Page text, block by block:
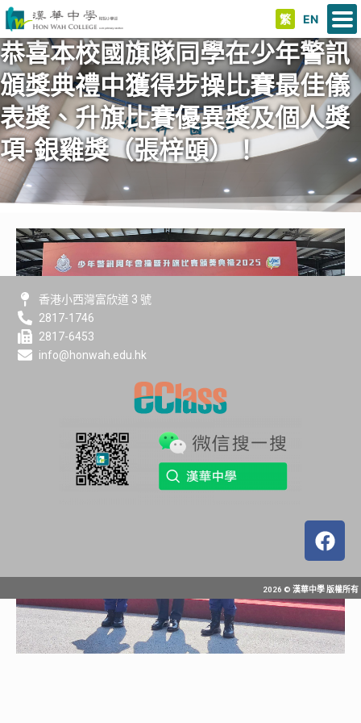
繁 EN
恭喜本校國旗隊同學在少年警訊
頒獎典禮中獲得步操比賽最佳儀
表獎、升旗比賽優異獎及個人獎
項-銀雞獎（張梓頤）！
香港小西灣富欣道 3 號
2817-1746
2817-6453
info@honwah.edu.hk
2026 © 漢華中學 版權所有